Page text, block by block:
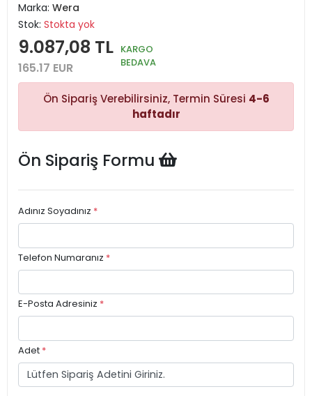
Marka: Wera
Stok: Stokta yok
9.087,08 TL
165.17 EUR
KARGO
BEDAVA
Ön Sipariş Verebilirsiniz, Termin Süresi 4-6
haftadır
Ön Sipariş Formu
Adınız Soyadınız *
Telefon Numaranız *
E-Posta Adresiniz *
Adet *